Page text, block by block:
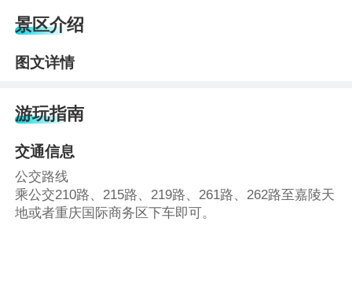
景区介绍
图文详情
游玩指南
交通信息
公交路线
乘公交210路、215路、219路、261路、262路至嘉陵天
地或者重庆国际商务区下车即可。